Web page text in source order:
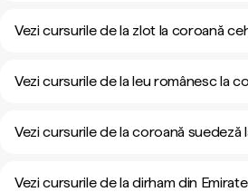
Vezi cursurile de la zlot la coroană
Vezi cursurile de la leu românesc la
Vezi cursurile de la coroană suedeză
Vezi cursurile de la dirham din